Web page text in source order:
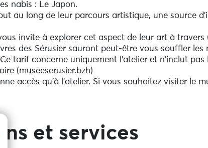
nabis : Le Japon.
au long de leur parcours artistique, une source
invite à explorer cet aspect de leur art à
des Sérusier sauront peut-être vous souffler les
tarif concerne uniquement l'atelier et n'inclut pas
(museeserusier.bzh)
accès qu'à l'atelier. Si vous souhaitez visiter le
et services